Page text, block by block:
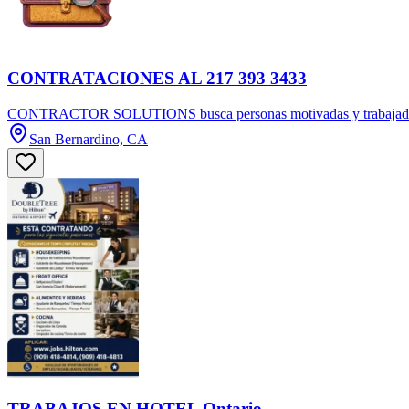
CONTRATACIONES AL 217 393 3433
CONTRACTOR SOLUTIONS busca personas motivadas y
San Bernardino, CA